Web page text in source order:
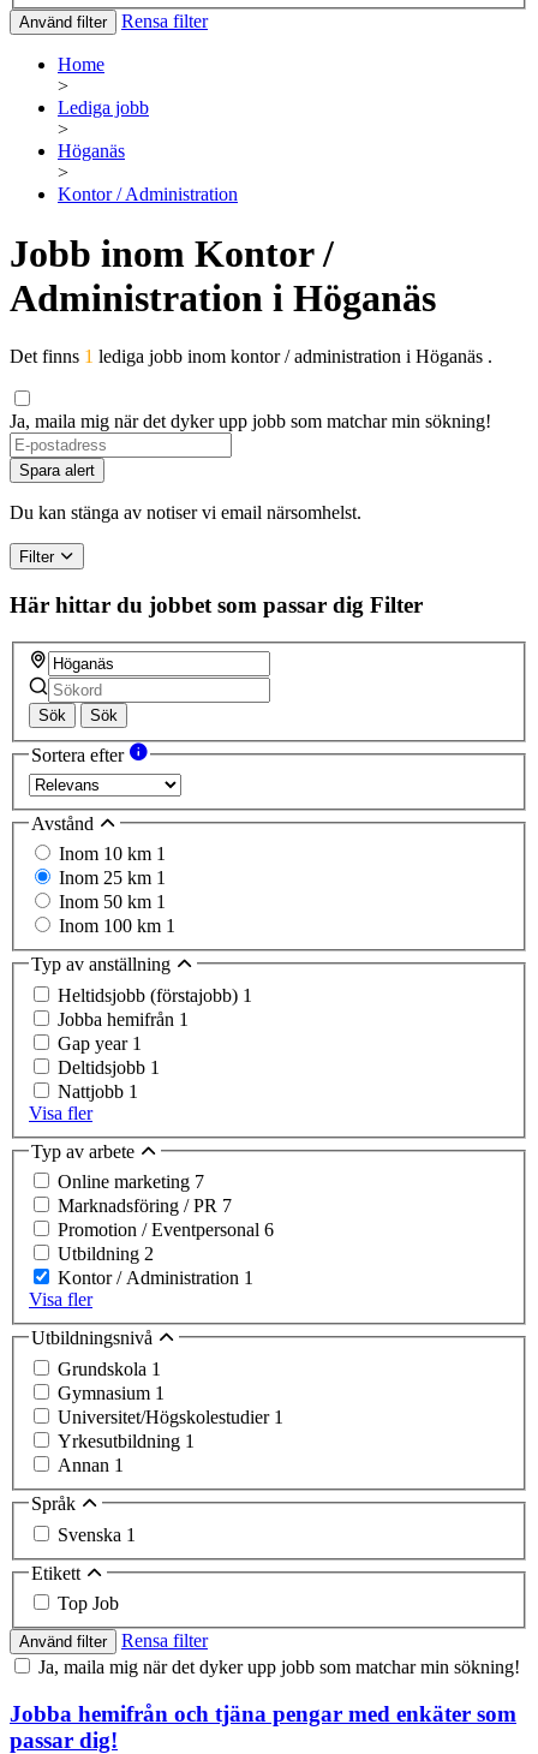
Använd filter Rensa filter
Home
>
Lediga jobb
>
Höganäs
>
Kontor / Administration
Jobb inom Kontor /
Administration i Höganäs
Det finns 1 lediga jobb inom kontor / administration i Höganäs .
Ja, maila mig när det dyker upp jobb som matchar min sökning!
Spara alert
Du kan stänga av notiser vi email närsomhelst.
Filter
Här hittar du jobbet som passar dig Filter
Sök Sök
Sortera efter
Avstånd
Inom 10 km 1
Inom 25 km 1
Inom 50 km 1
Inom 100 km 1
Typ av anställning
Heltidsjobb (förstajobb) 1
Jobba hemifrån 1
Gap year 1
Deltidsjobb 1
Nattjobb 1
Visa fler
Typ av arbete
Online marketing 7
Marknadsföring / PR 7
Promotion / Eventpersonal 6
Utbildning 2
Kontor / Administration 1
Visa fler
Utbildningsnivå
Grundskola 1
Gymnasium 1
Universitet/Högskolestudier 1
Yrkesutbildning 1
Annan 1
Språk
Svenska 1
Etikett
Top Job
Använd filter
Rensa filter
Ja, maila mig när det dyker upp jobb som matchar min sökning!
Jobba hemifrån och tjäna pengar med enkäter som
passar dig!